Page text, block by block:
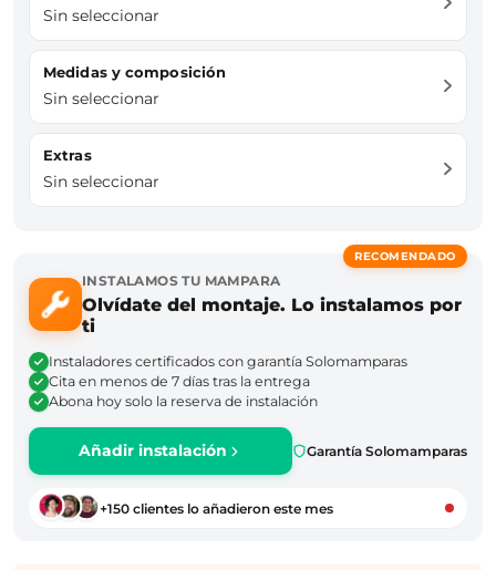
Sin seleccionar
Medidas y composición
Sin seleccionar
Extras
Sin seleccionar
RECOMENDADO
INSTALAMOS TU MAMPARA
Olvídate del montaje. Lo instalamos por
ti
Instaladores certificados con garantía Solomamparas
Cita en menos de 7 días tras la entrega
Abona hoy solo la reserva de instalación
Añadir instalación Garantía Solomamparas
+150 clientes lo añadieron este mes